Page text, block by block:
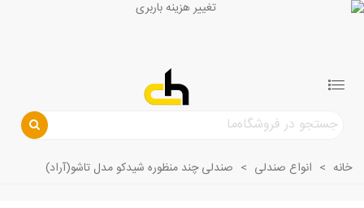
خانه > انواع صندلی > صندلی چند منظوره شیدکو مدل تاشو(آراد)